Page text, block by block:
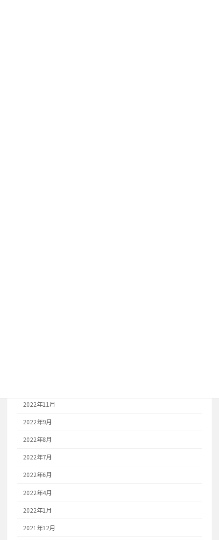
2022年11月
2022年9月
2022年8月
2022年7月
2022年6月
2022年4月
2022年1月
2021年12月